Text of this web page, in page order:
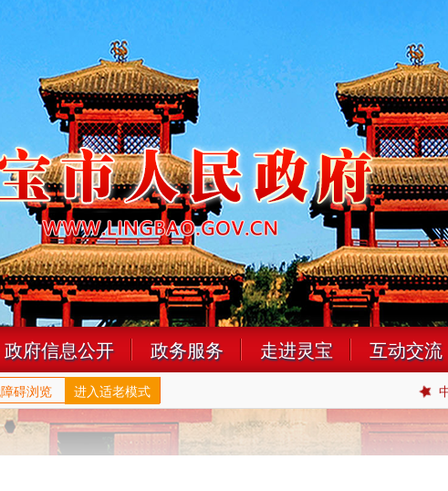
政府信息公开 政务服务 走进灵宝 互动交流
碍浏览 进入适老模式